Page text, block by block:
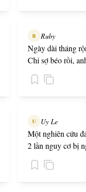
R Ruby
Ngày dài tháng
Chỉ sợ béo rồi,
U Uy Le
Một nghiên cứu
2 lần nguy cơ bị